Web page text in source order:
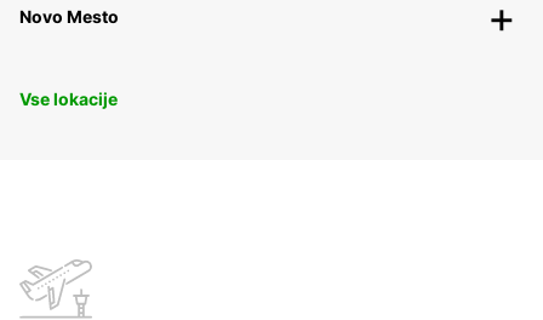
Novo Mesto
Vse lokacije